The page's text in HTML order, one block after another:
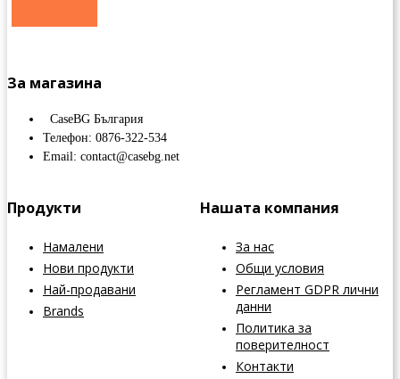
За магазина
CaseBG България
Телефон: 0876-322-534
Email: contact@casebg.net
Продукти
Намалени
Нови продукти
Най-продавани
Brands
Нашата компания
За нас
Общи условия
Регламент GDPR лични
данни
Политика за
поверителност
Контакти